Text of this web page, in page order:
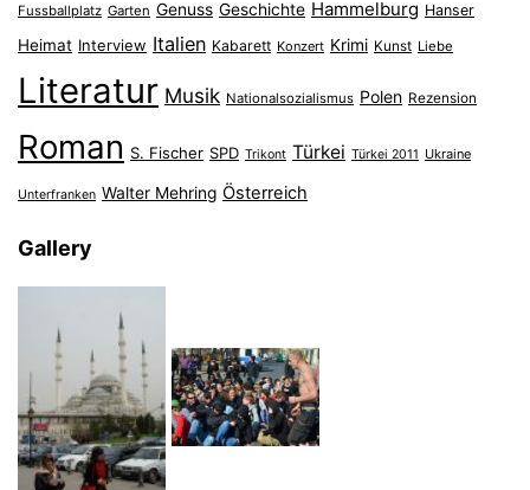
Fussballplatz Garten Genuss Geschichte Hammelburg Hanser
Heimat Interview Italien Kabarett Konzert Krimi Kunst Liebe
Literatur Musik Nationalsozialismus Polen Rezension
Roman S. Fischer SPD Trikont Türkei Türkei 2011 Ukraine
Unterfranken Walter Mehring Österreich
Gallery